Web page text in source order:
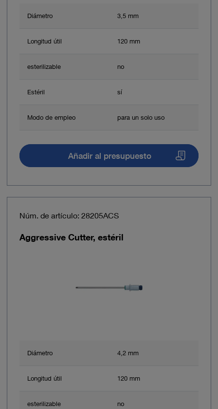
Diámetro 3,5 mm
Longitud útil 120 mm
esterilizable no
Estéril sí
Modo de empleo para un solo uso
Añadir al presupuesto
Núm. de artículo: 28205ACS
Aggressive Cutter, estéril
Diámetro 4,2 mm
Longitud útil 120 mm
esterilizable no